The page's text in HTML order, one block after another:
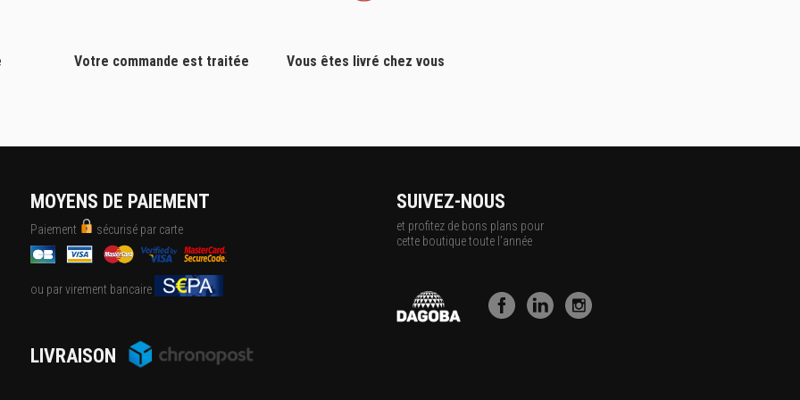
Votre commande est traitée Vous êtes livré chez vous
MOYENS DE PAIEMENT
Paiement sécurisé par carte
ou par virement bancaire
LIVRAISON
SUIVEZ-NOUS
et profitez de bons plans pour
cette boutique toute l'année